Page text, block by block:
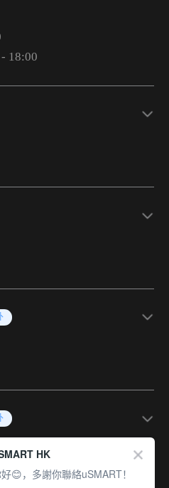
18:00
HK
😊，多謝你聯絡uSMART！